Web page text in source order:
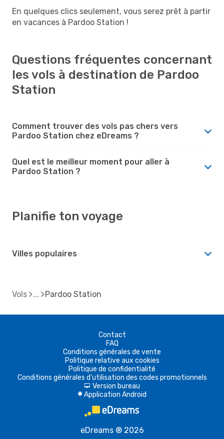
En quelques clics seulement, vous serez prêt à partir
en vacances à Pardoo Station !
Questions fréquentes concernant
les vols à destination de Pardoo
Station
Comment trouver des vols pas chers vers
Pardoo Station chez eDreams ?
Quel est le meilleur moment pour aller à
Pardoo Station ?
Planifie ton voyage
Villes populaires
Vols Pardoo Station
Contact
FAQ
Conditions générales de vente
Politique relative aux cookies
Politique de confidentialité
Conditions générales d'utilisation des codes promotionnels
d Version bureau
A Application Android
eDreams ® 2026